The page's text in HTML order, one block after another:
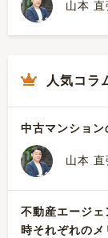
山本 直
人気コラ
中古マンション
山本 直
不動産エージェ
時それぞれの